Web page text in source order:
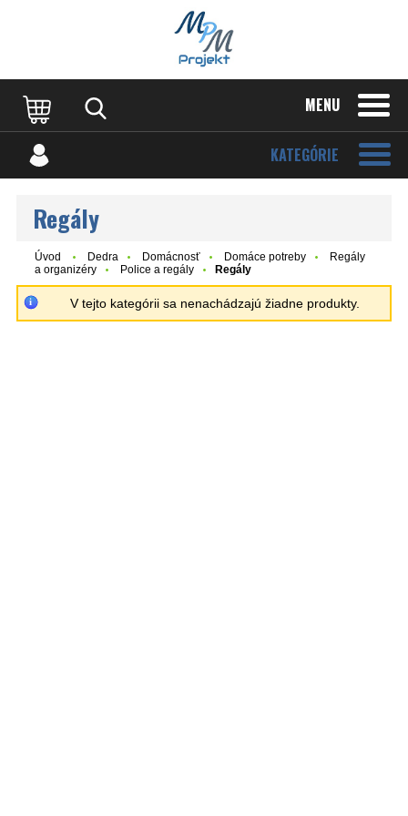
MENU
KATEGÓRIE
Regály
Úvod Dedra Domácnosť Domáce potreby
Regály
a organizéry
Police a regály Regály
V tejto kategórii sa nenachádzajú žiadne produkty.